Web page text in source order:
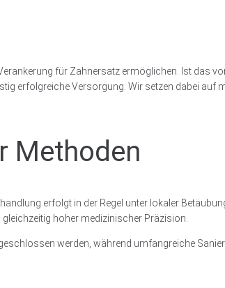
für Zahnersatz ermöglichen. Ist das
erfolgreiche Versorgung. Wir setzen dabei auf
Methoden
erfolgt in der Regel unter lokaler
hoher medizinischer Präzision.
werden, während umfangreiche